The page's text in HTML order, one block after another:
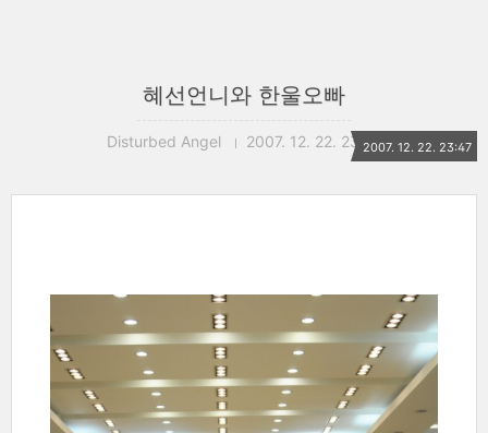
혜선언니와 한울오빠
Disturbed Angel 2007. 12. 22. 23:472007. 12. 22. 23:47